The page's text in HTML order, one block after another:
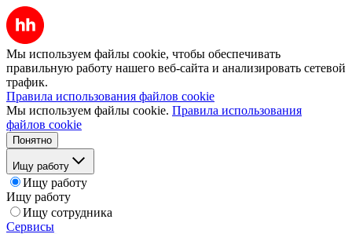
Мы используем файлы cookie, чтобы обеспечивать
правильную работу нашего веб-сайта и анализировать сетевой
трафик.
Правила использования файлов cookie
Мы используем файлы cookie. Правила использования
файлов cookie
Понятно
Ищу работу
Ищу работу
Ищу работу
Ищу сотрудника
Сервисы